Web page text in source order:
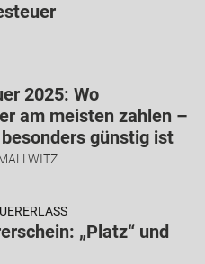
2025: Wo
am meisten zahlen –
günstig ist
„Platz“ und